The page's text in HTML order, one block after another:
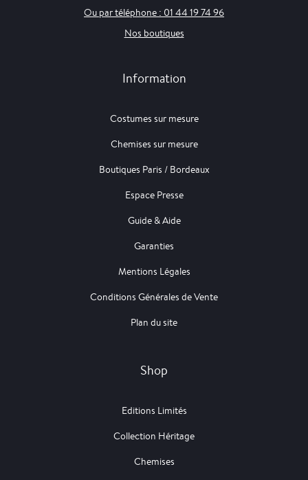
Ou par téléphone : 01 44 19 74 96
Nos boutiques
Information
Costumes sur mesure
Chemises sur mesure
Boutiques Paris / Bordeaux
Espace Presse
Guide & Aide
Garanties
Mentions Légales
Conditions Générales de Vente
Plan du site
Shop
Editions Limités
Collection Héritage
Chemises